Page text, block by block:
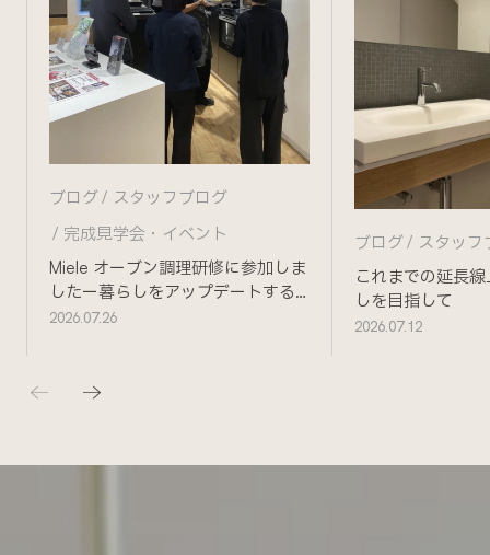
Miele オーブン調理研修に参加しま
したー暮らしをアップデートする
ためにー
ブログ
スタッフブログ
完成見学会・イベント
2026.07.26
これまでの延長
しを目指して
ブログ スタッフ
2026.07.12